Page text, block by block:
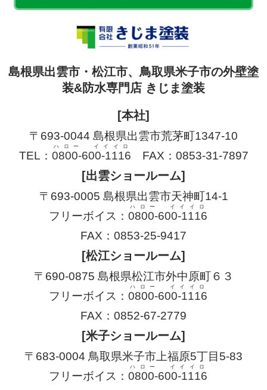
島根県出雲市・松江市、鳥取県米子市の外壁塗
装&防水専門店 きじま塗装
[本社]
〒693-0044 島根県出雲市荒茅町1347-10
TEL： 0800-600-1116
ハロー イイイロ
FAX：0853-31-7897
[出雲ショールーム]
〒693-0005 島根県出雲市天神町14-1
フリーボイス： 0800-600-1116
ハロー イイイロ
FAX：0853-25-9417
[松江ショールーム]
〒690-0875 島根県松江市外中原町６３
フリーボイス： 0800-600-1116
ハロー イイイロ
FAX：0852-67-2779
[米子ショールーム]
〒683-0004 鳥取県米子市上福原5丁目5-83
フリーボイス： 0800-600-1116
ハロー イイイロ